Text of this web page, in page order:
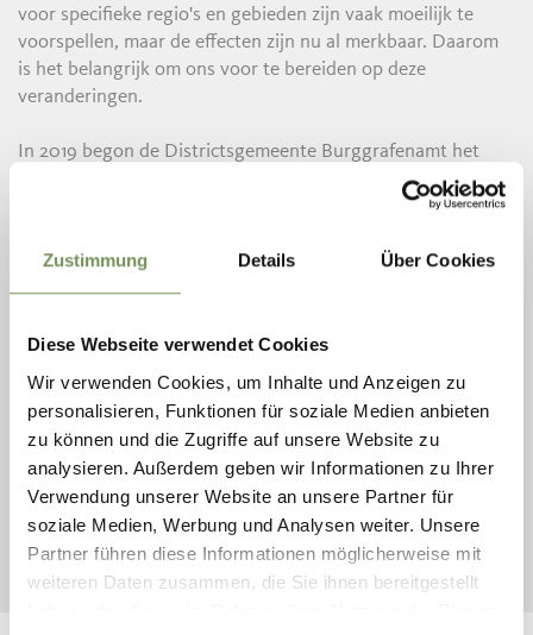
Zustimmung Details Über Cookies
Diese Webseite verwendet Cookies
Wir verwenden Cookies, um Inhalte und Anzeigen zu
personalisieren, Funktionen für soziale Medien anbieten
zu können und die Zugriffe auf unsere Website zu
analysieren. Außerdem geben wir Informationen zu Ihrer
Verwendung unserer Website an unsere Partner für
soziale Medien, Werbung und Analysen weiter. Unsere
Partner führen diese Informationen möglicherweise mit
weiteren Daten zusammen, die Sie ihnen bereitgestellt
voor specifieke regio's en gebieden zijn vaak moeilijk te
voorspellen, maar de effecten zijn nu al merkbaar. Daarom
is het belangrijk om ons voor te bereiden op deze
veranderingen.
In 2019 begon de Districtsgemeente Burggrafenamt het
, waaraan 25
gemeenten uit het district deelnamen. De afdeling Milieu,
nam de coördinatie op zich, terwijl de financiering werd
verzorgd door het Bureau voor Energie en
deelnemende gemeenten. Het project stelt ambitieuze
, ter ondersteuning van de
klimaatdoelstellingen van het nieuwe provinciale
Klimaatplan 2040 – Algemeen Deel, dat streeft naar
klimaatneutraliteit tegen 2040. In het kader van dit project
werd voor elke gemeente een eigen klimaatplan opgesteld
of een bestaand plan bijgewerkt, en er werd een
gezamenlijk plan voor het gehele district ontwikkeld.